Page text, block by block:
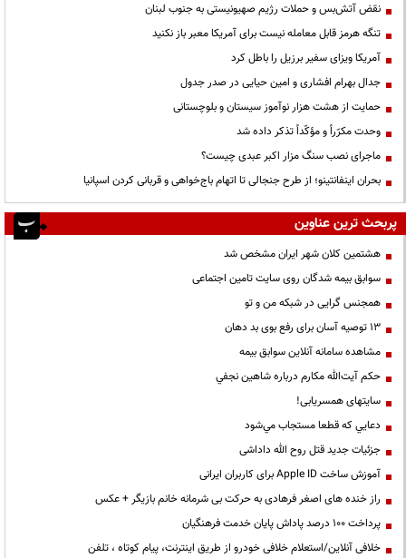
نقض آتش‌بس و حملات رژیم صهیونیستی به جنوب لبنان
تنگه هرمز قابل معامله نیست برای آمریکا معبر باز نکنید
آمریکا ویزای سفیر برزیل را باطل کرد
جدال بهرام افشاری و امین حیایی در صدر جدول
حمایت از هشت هزار نوآموز سیستان و بلوچستانی
وحدت مکرّراً و مؤکّداً تذکر داده شد
ماجرای نصب سنگ مزار اکبر عبدی چیست؟
بحران اینفانتینو؛ از طرح جنجالی تا اتهام باج‌خواهی و قربانی کردن اسپانیا
پربحث ترین عناوین
هشتمین کلان شهر ایران مشخص شد
سوابق بیمه شدگان روی سایت تامین اجتماعی
همجنس گرایی در شبکه من و تو
13 توصیه آسان برای رفع بوی بد دهان
مشاهده سامانه آنلاين سوابق بیمه
حكم آيت‌الله مكارم درباره شاهين نجفي
سایتهای همسریابی!
دعايي كه قطعا مستجاب مي‌شود
جزئیات جدید قتل روح الله داداشی
آموزش ساخت Apple ID برای کاربران ایرانی
راز خنده های اصغر فرهادی به حرکت بی شرمانه خانم بازیگر + عکس
پرداخت ۱۰۰ درصد پاداش پایان خدمت فرهنگیان
خلافی آنلاین/استعلام خلافی خودرو از طریق اینترنت، پیام کوتاه ، تلفن